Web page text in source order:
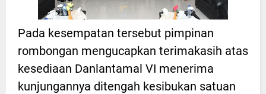
Pada kesempatan tersebut pimpinan
rombongan mengucapkan terimakasih atas
kesediaan Danlantamal VI menerima
kunjungannya ditengah kesibukan satuan